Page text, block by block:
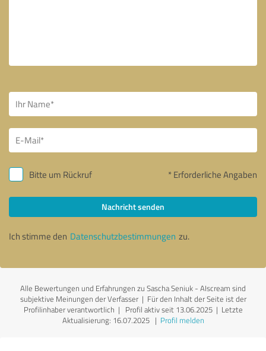
Bitte um Rückruf * Erforderliche Angaben
Nachricht senden
Ich stimme den Datenschutzbestimmungen zu.
Alle Bewertungen und Erfahrungen zu Sascha Seniuk - AIscream sind
subjektive Meinungen der Verfasser | Für den Inhalt der Seite ist der
Profilinhaber verantwortlich | Profil aktiv seit 13.06.2025 | Letzte
Aktualisierung: 16.07.2025| Profil melden